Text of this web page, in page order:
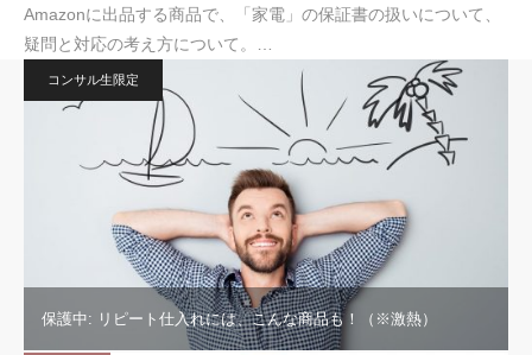
Amazonに出品する商品で、「家電」の保証書の扱いについて、
疑問と対応の考え方について。…
コンサル生限定
保護中: リピート仕入れには、こんな商品も！（※激熱）